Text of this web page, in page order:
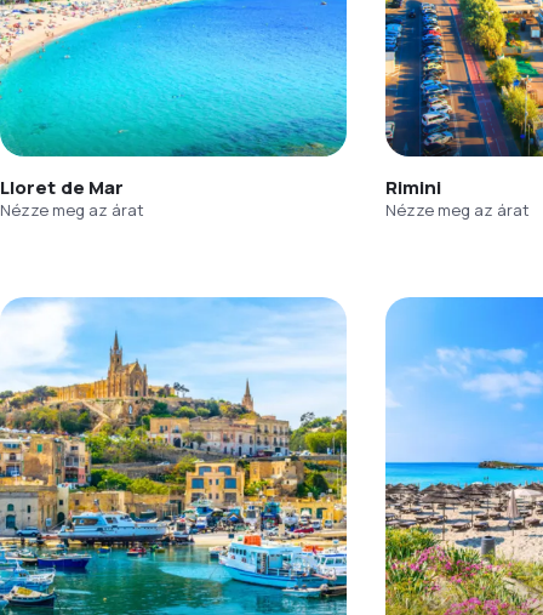
Lloret de Mar
Nézze meg az árat
Rimini
Nézze meg az árat